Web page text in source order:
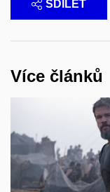
SDÍLET
Více článků